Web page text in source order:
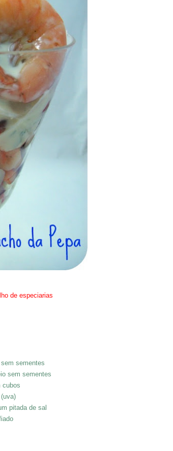
de especiarias
sementes
sem sementes
cubos
pitada de sal